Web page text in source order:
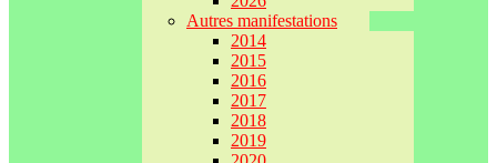
Autres manifestations
2014
2015
2016
2017
2018
2019